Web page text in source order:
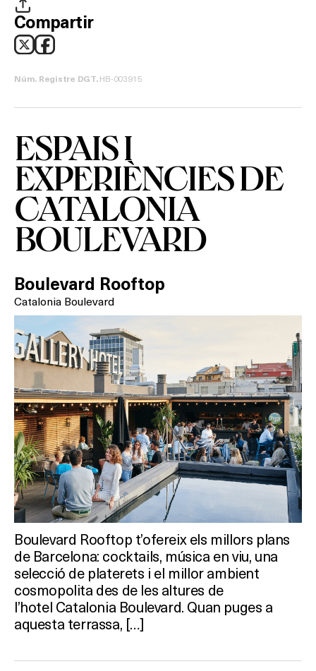
Què vols fer?
HOTELS
TERRASSES
BARS
SPAS
RESTAURANTS
SALES
Activitats
On?
Compartir
Núm. Registre DGT.HB-003915
ESPAIS I
EXPERIÈNCIES DE
CATALONIA
BOULEVARD
Boulevard Rooftop
Catalonia Boulevard
Boulevard Rooftop t’ofereix els millors plans
de Barcelona: cocktails, música en viu, una
selecció de platerets i el millor ambient
cosmopolita des de les altures de
l’hotel Catalonia Boulevard. Quan puges a
aquesta terrassa, […]